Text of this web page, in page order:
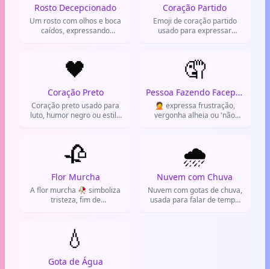
Rosto Decepcionado
Um rosto com olhos e boca
caídos, expressando
ou frustrações.
Coração Partido
Emoji de coração partido
usado para expressar
🖤
Coração Preto
Coração preto usado para
luto, humor negro ou estilo
🤦
Pessoa Fazendo Facepalm
🤦 expressa frustração,
vergonha alheia ou 'não
🥀
Flor Murcha
A flor murcha 🥀 simboliza
tristeza, fim de
para expressar perda ou
desilusão.
🌧️
Nuvem com Chuva
Nuvem com gotas de chuva,
usada para falar de tempo
💧
Gota de Água